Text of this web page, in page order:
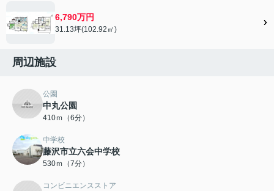
6,790万円
31.13坪(102.92㎡)
周辺施設
公園
中丸公園
410ｍ（6分）
中学校
藤沢市立六会中学校
530ｍ（7分）
コンビニエンスストア